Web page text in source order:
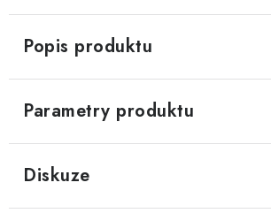
Popis produktu
Parametry produktu
Diskuze